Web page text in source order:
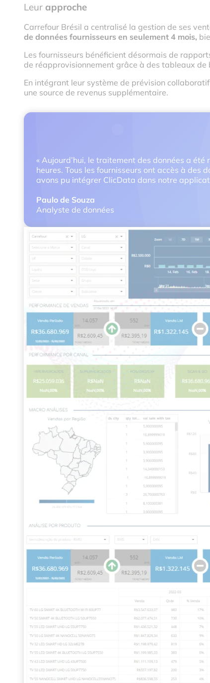
Leur approche
Carrefour Brésil a centralisé la gestion de ses
de données fournisseurs en seulement 4 mois,
Les fournisseurs bénéficient désormais de
de réapprovisionnement grâce à des tableaux de
En intégrant leur système de prévision
une source de revenus supplémentaire.
« Aujourd’hui, le traitement des données a
heures. Tous les fournisseurs ont accès à des
avons pu intégrer ClicData dans notre
Paulo de Souza
Analyste de données